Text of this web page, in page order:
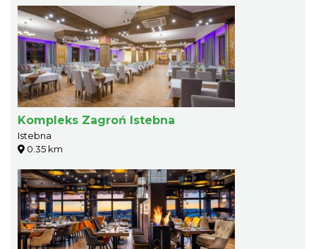
Kompleks Zagroń Istebna
Istebna
0.35 km